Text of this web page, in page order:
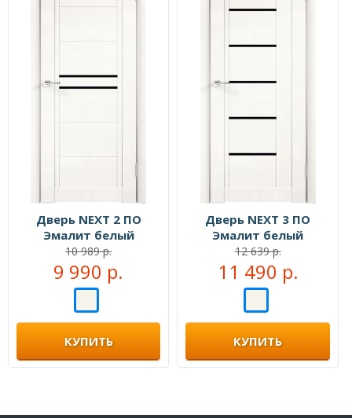
Дверь NEXT 2 ПО
Эмалит белый
10 989 р.
9 990 р.
КУПИТЬ
Дверь NEXT 3 ПО
Эмалит белый
12 639 р.
11 490 р.
КУПИТЬ